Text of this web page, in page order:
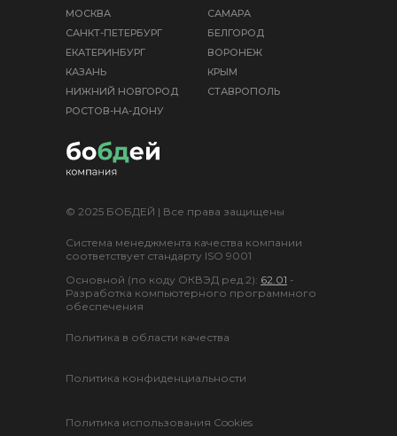
КРЫМ
СТАВРОПОЛЬ
БЕЛГОРОД
ВОРОНЕЖ
САМАРА
РОСТОВ-НА-ДОНУ
НИЖНИЙ НОВГОРОД
КАЗАНЬ
ЕКАТЕРИНБУРГ
САНКТ-ПЕТЕРБУРГ
МОСКВА
© 2025 БОБДЕЙ | Все права защищены
Основной (по коду ОКВЭД ред.2): 62.01 -
Разработка компьютерного программного
обеспечения
Система менеджмента качества компании
соответствует стандарту ISO 9001
Политика использования Cookies
Политика конфиденциальности
Политика в области качества